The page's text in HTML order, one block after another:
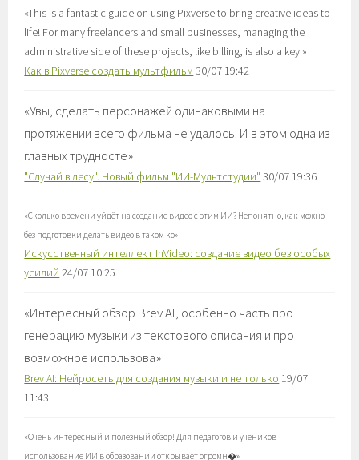
«This is a fantastic guide on using Pixverse to bring creative ideas to
life! For many freelancers and small businesses, managing the
administrative side of these projects, like billing, is also a key »
Как в Pixverse создать мультфильм 30/07 19:42
«Увы, сделать персонажей одинаковыми на
протяжении всего фильма не удалось. И в этом одна из
главных трудносте»
"Случай в лесу". Новый фильм "ИИ-Мультстудии" 30/07 19:36
«Сколько времени уйдёт на создание видео с этим ИИ? Непонятно, как можно
без подготовки делать видео в таком ко»
Искусственный интеллект InVideo: создание видео без особых
усилий 24/07 10:25
«Интересный обзор Brev AI, особенно часть про
генерацию музыки из текстового описания и про
возможное использова»
Brev AI: Нейросеть для создания музыки и не только 19/07
11:43
«Очень интересный и полезный обзор! Для педагогов и учеников
использование ИИ в образовании открывает огромн�»